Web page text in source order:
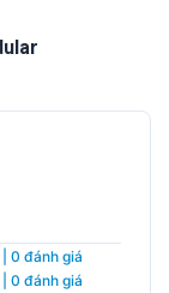
| 0 đánh giá
| 0 đánh giá